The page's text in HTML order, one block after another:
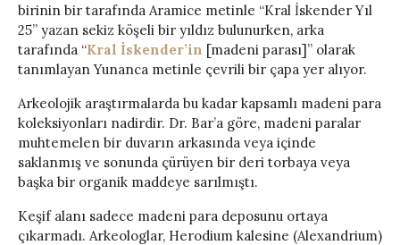
birinin bir tarafında Aramice metinle “Kral İskender Yıl
25” yazan sekiz köşeli bir yıldız bulunurken, arka
tarafında “Kral İskender’in [madeni parası]” olarak
tanımlayan Yunanca metinle çevrili bir çapa yer alıyor.
Arkeolojik araştırmalarda bu kadar kapsamlı madeni para
koleksiyonları nadirdir. Dr. Bar’a göre, madeni paralar
muhtemelen bir duvarın arkasında veya içinde
saklanmış ve sonunda çürüyen bir deri torbaya veya
başka bir organik maddeye sarılmıştı.
Keşif alanı sadece madeni para deposunu ortaya
çıkarmadı. Arkeologlar, Herodium kalesine (Alexandrium)